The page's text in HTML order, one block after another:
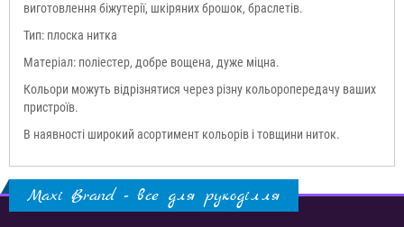
виготовлення біжутерії, шкіряних брошок, браслетів.
Тип: плоска нитка
Матеріал: поліестер, добре вощена, дуже міцна.
Кольори можуть відрізнятися через різну кольоропередачу ваших
пристроїв.
В наявності широкий асортимент кольорів і товщини ниток.
Maxi Brand - все для рукоділля